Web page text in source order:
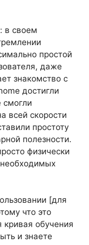
в своем
простой
даже
знакомство с
достигли
смогли
всей скорости
простоту
полезности.
физически
[для
что это
кривая обучения
и знаете